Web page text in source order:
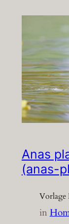
Anas
(anas-
Vorlage
in